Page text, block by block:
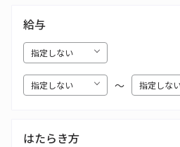
給与
〜
はたらき方